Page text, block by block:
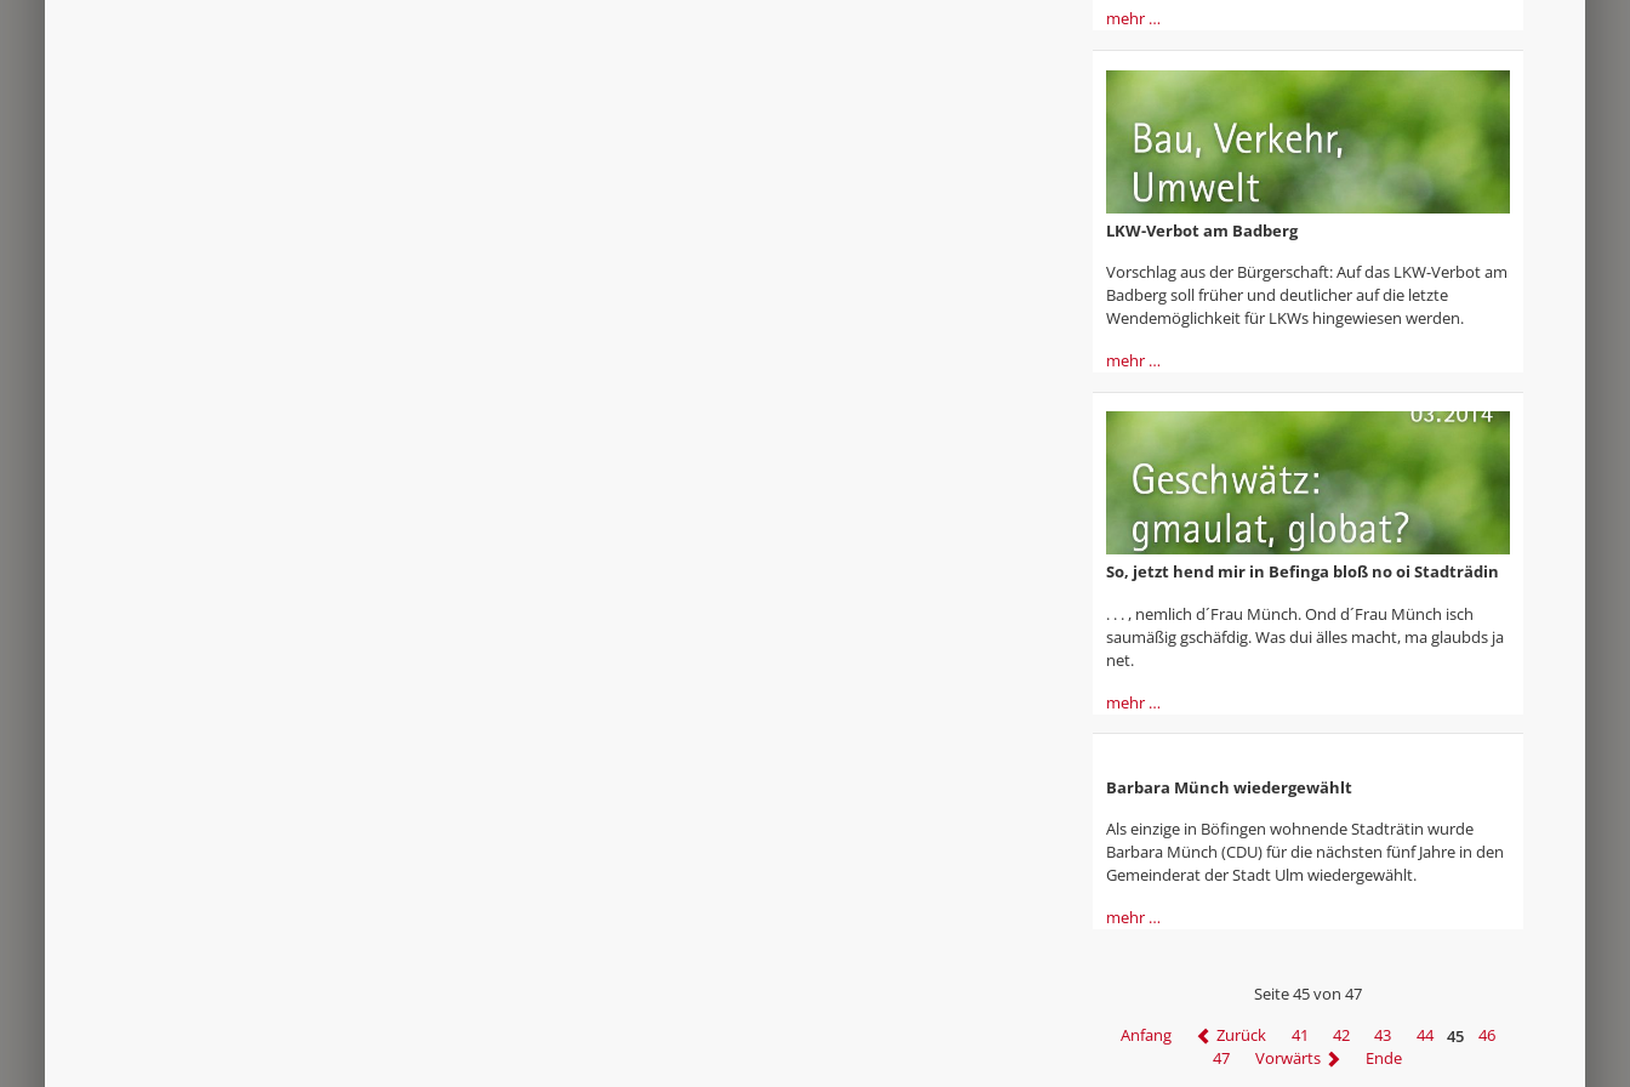
mehr …
LKW-Verbot am Badberg
Vorschlag aus der Bürgerschaft: Auf das LKW-Verbot am
Badberg soll früher und deutlicher auf die letzte
Wendemöglichkeit für LKWs hingewiesen werden.
mehr …
So, jetzt hend mir in Befinga bloß no oi Stadträdin
. . . , nemlich d´Frau Münch. Ond d´Frau Münch isch
saumäßig gschäfdig. Was dui älles macht, ma glaubds ja
net.
mehr …
Barbara Münch wiedergewählt
Als einzige in Böfingen wohnende Stadträtin wurde
Barbara Münch (CDU) für die nächsten fünf Jahre in den
Gemeinderat der Stadt Ulm wiedergewählt.
mehr …
Seite 45 von 47
Anfang
Zurück 41 42 43 44 45
46
47
Vorwärts Ende